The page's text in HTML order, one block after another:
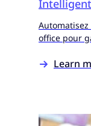
office pour
Learn